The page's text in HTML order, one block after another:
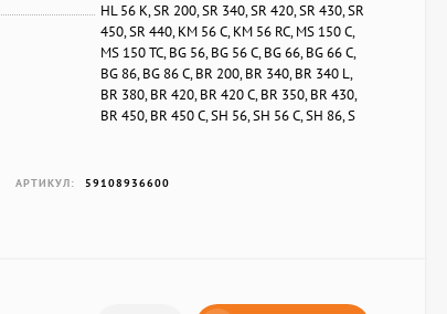
HL 56 K, SR 200, SR 340, SR 420, SR 430, SR
450, SR 440, KM 56 C, KM 56 RC, MS 150 C,
MS 150 TC, BG 56, BG 56 C, BG 66, BG 66 C,
BG 86, BG 86 C, BR 200, BR 340, BR 340 L,
BR 380, BR 420, BR 420 C, BR 350, BR 430,
BR 450, BR 450 C, SH 56, SH 56 C, SH 86, S
АРТИКУЛ: 59108936600